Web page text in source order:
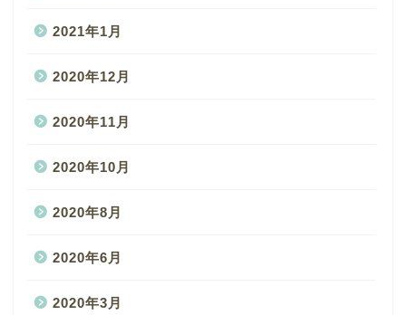
2021年1月
2020年12月
2020年11月
2020年10月
2020年8月
2020年6月
2020年3月